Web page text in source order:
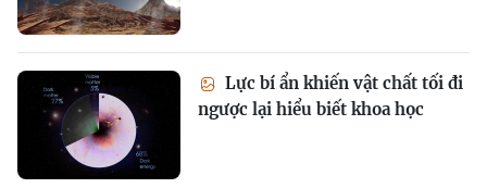
Lực bí ẩn khiến vật chất tối đi
ngược lại hiểu biết khoa học